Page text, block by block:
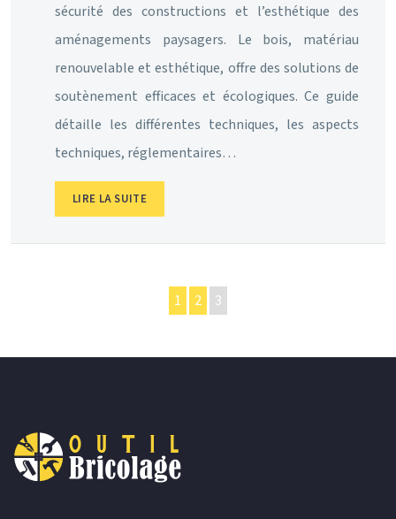
sécurité des constructions et l’esthétique des
aménagements paysagers. Le bois, matériau
renouvelable et esthétique, offre des solutions de
soutènement efficaces et écologiques. Ce guide
détaille les différentes techniques, les aspects
techniques, réglementaires…
LIRE LA SUITE
1 2 3